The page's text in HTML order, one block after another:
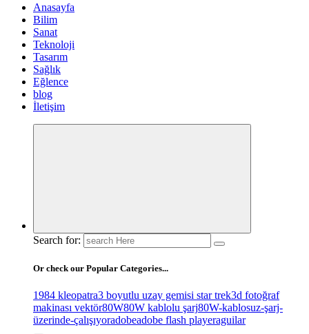
Anasayfa
Bilim
Sanat
Teknoloji
Tasarım
Sağlık
Eğlence
blog
İletişim
Search for:
Or check our Popular Categories...
1984 kleopatra3 boyutlu uzay gemisi star trek3d fotoğraf
makinası vektör80W80W kablolu şarj80W-kablosuz-şarj-
üzerinde-çalışıyoradobeadobe flash playeraguilar